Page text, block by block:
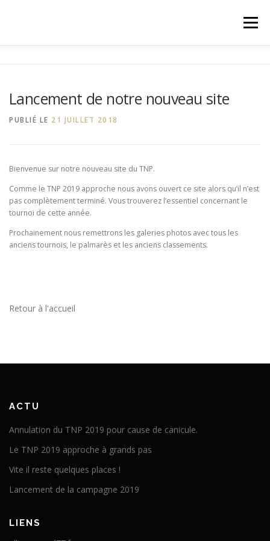
Menu
INSCRIPTION
Lancement de notre nouveau site
PUBLIÉ LE 21 JUILLET 2018
Bienvenue sur notre nouveau site du TNP.
Comme le TNP 2019 approche nous avons ouvert ce site alors qu’il n’est
pas complètement terminé. Vous trouverez l’essentiel concernant le
tournoi de cette année.
Prochainement nous remettrons les galeries photos avec tous les
anciens tournois, le palmarès et les anciens classements.
Retour à l'accueil
ACTU
Annulation du TNP 2019 pour cause de canicule.
Le TNP 2019 approche à grands pas
Vite il reste quelques places !
Lancement de la campagne 2019
LIENS